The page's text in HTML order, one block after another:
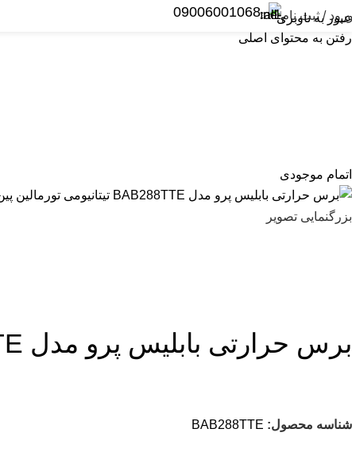
عبور به ناوبری
رفتن به محتوای اصلی
/ ثبت نام 09006001068
و کلیپر ریش تراش
اتمام موجودی
بزرگنمایی تصویر
برس حرارتی بابلیس پرو مدل BAB288TTE تیتانیومی تورمالین پین منعطف
شناسه محصول: BAB288TTE